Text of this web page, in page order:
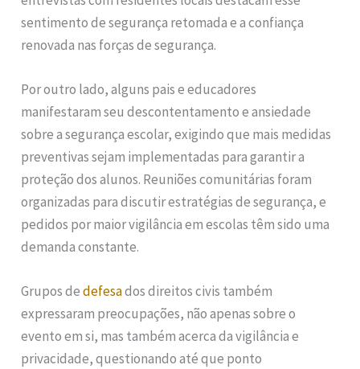
sentimento de segurança retomada e a confiança
renovada nas forças de segurança.
Por outro lado, alguns pais e educadores
manifestaram seu descontentamento e ansiedade
sobre a segurança escolar, exigindo que mais medidas
preventivas sejam implementadas para garantir a
proteção dos alunos. Reuniões comunitárias foram
organizadas para discutir estratégias de segurança, e
pedidos por maior vigilância em escolas têm sido uma
demanda constante.
Grupos dedefesados direitos civis também
expressaram preocupações, não apenas sobre o
evento em si, mas também acerca da vigilância e
privacidade, questionando até que ponto